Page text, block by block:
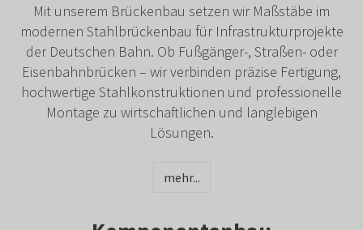
Mit unserem Brückenbau setzen wir Maßstäbe im
modernen Stahlbrückenbau für Infrastrukturprojekte
der Deutschen Bahn. Ob Fußgänger-, Straßen- oder
Eisenbahnbrücken – wir verbinden präzise Fertigung,
hochwertige Stahlkonstruktionen und professionelle
Montage zu wirtschaftlichen und langlebigen
Lösungen.
mehr...